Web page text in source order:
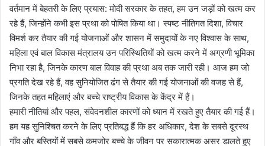
वर्तमान में बेहतरी के लिए प्रयास: मोदी सरकार के तहत, हम उन जड़ों को खत्म कर
रहे हैं, जिन्होंने कभी इस प्रथा को पोषित किया था। स्पष्ट नीतिगत दिशा, विचार
विमर्श कर तैयार की गई योजनाओं और शासन में समुदायों के नए विश्वास के साथ,
महिला एवं बाल विकास मंत्रालय उन परिस्थितियों को खत्म करने में अग्रणी भूमिका
निभा रहा है, जिनके कारण बाल विवाह की प्रथा अब तक जारी रही। आज हम जो
प्रगति देख रहे हैं, वह सुनियोजित ढंग से तैयार की गई योजनाओं की वजह से हैं,
जिनके तहत महिलाएं और बच्चे राष्ट्रीय विकास के केंद्र में हैं।
हमारी नीतियां और पहल, संवेदनशील कारणों को ध्यान में रखते हुए तैयार की गई हैं।
हम यह सुनिश्चित करने के लिए प्रतिबद्ध हैं कि हर अधिकार, देश के सबसे दूरस्थ
गाँव और बस्तियों में सबसे कमजोर बच्चे के जीवन पर सकारात्मक असर डालते हुए